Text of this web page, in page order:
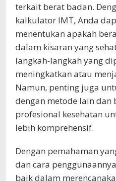
terkait berat badan.
kalkulator IMT, Anda
menentukan apakah
dalam kisaran yang
langkah-langkah yang
meningkatkan atau
Namun, penting juga
dengan metode lain dan
profesional kesehatan
lebih komprehensif.
Dengan pemahaman
dan cara
baik dalam